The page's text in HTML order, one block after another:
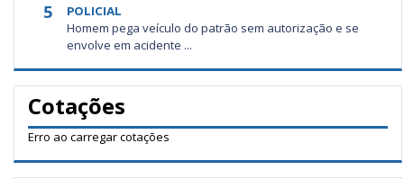
5 POLICIAL
Homem pega veículo do patrão sem autorização e se
envolve em acidente ...
Cotações
Erro ao carregar cotações